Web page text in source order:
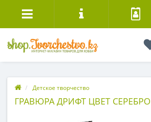
Детское творчество
ГРАВЮРА ДРИФТ ЦВЕТ